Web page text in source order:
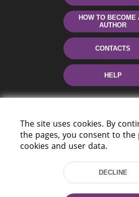
HOW TO BECOME
AUTHOR
CONTACTS
HELP
220114, Niezaležnasci Ave.
Tel.: (+375 17) 368 37 37
The site uses cookies. By
the pages, you consent to the
cookies and user data.
DECLINE